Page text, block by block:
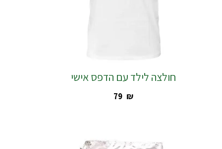
חולצה לילד עם הדפס אישי
‎79 ₪